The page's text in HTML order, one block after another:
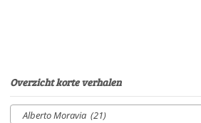
13'37"
aantal
Overzicht korte verhalen
Alberto Moravia (21)